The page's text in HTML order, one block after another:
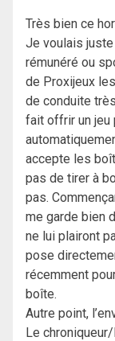
Très bien ce
Je voulais
rémunéré ou
de Proxijeux
de conduite
fait offrir un jeu
accepte les
pas de tirer à
pas.
me garde bien
ne lui plairont
pose
récemment
boîte.
Autre point,
Le